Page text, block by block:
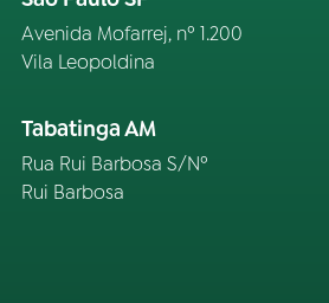
Avenida Mofarrej, nº 1.200
Vila Leopoldina
Tabatinga AM
Rua Rui Barbosa S/Nº
Rui Barbosa